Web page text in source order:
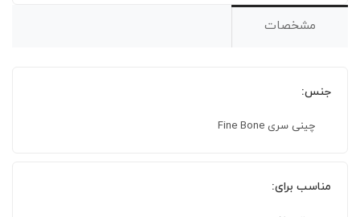
مشخصات
جنس:
چینی سری Fine Bone
مناسب برای: